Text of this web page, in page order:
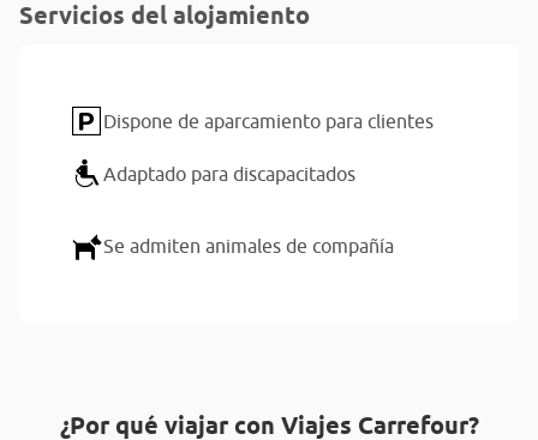
Servicios del alojamiento
Dispone de aparcamiento para clientes
Adaptado para discapacitados
Se admiten animales de compañía
¿Por qué viajar con Viajes Carrefour?